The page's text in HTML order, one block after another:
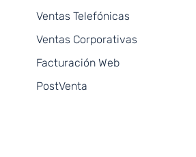
Ventas Telefónicas
Ventas Corporativas
Facturación Web
PostVenta